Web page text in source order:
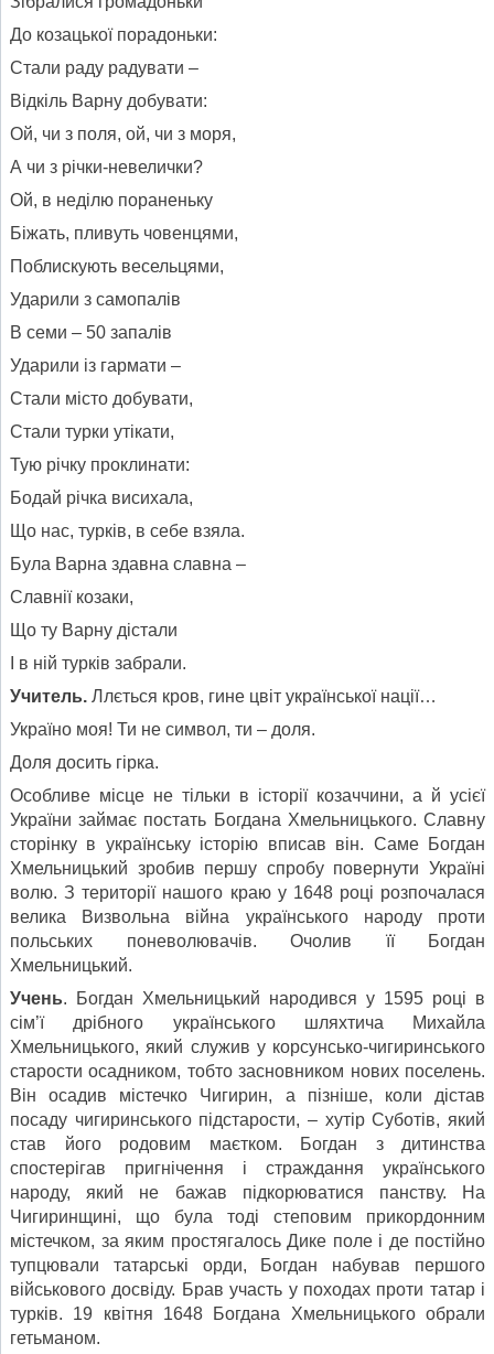
До козацької порадоньки:
Стали раду радувати –
Відкіль Варну добувати:
Ой, чи з поля, ой, чи з моря,
А чи з річки-невелички?
Ой, в неділю пораненьку
Біжать, пливуть човенцями,
Поблискують весельцями,
Ударили з самопалів
В семи – 50 запалів
Ударили із гармати –
Стали місто добувати,
Стали турки утікати,
Тую річку проклинати:
Бодай річка висихала,
Що нас, турків, в себе взяла.
Була Варна здавна славна –
Славнії козаки,
Що ту Варну дістали
І в ній турків забрали.
Учитель. Ллється кров, гине цвіт української нації…
Україно моя! Ти не символ, ти – доля.
Доля досить гірка.
Особливе місце не тільки в історії козаччини, а й усієї
України займає постать Богдана Хмельницького. Славну
сторінку в українську історію вписав він. Саме Богдан
Хмельницький зробив першу спробу повернути Україні
волю. З території нашого краю у 1648 році розпочалася
велика Визвольна війна українського народу проти
польських поневолювачів. Очолив її Богдан
Хмельницький.
Учень. Богдан Хмельницький народився у 1595 році в
сім’ї дрібного українського шляхтича Михайла
Хмельницького, який служив у корсунсько-чигиринського
старости осадником, тобто засновником нових поселень.
Він осадив містечко Чигирин, а пізніше, коли дістав
посаду чигиринського підстарости, – хутір Суботів, який
став його родовим маєтком. Богдан з дитинства
спостерігав пригнічення і страждання українського
народу, який не бажав підкорюватися панству. На
Чигиринщині, що була тоді степовим прикордонним
містечком, за яким простягалось Дике поле і де постійно
тупцювали татарські орди, Богдан набував першого
військового досвіду. Брав участь у походах проти татар і
турків. 19 квітня 1648 Богдана Хмельницького обрали
гетьманом.